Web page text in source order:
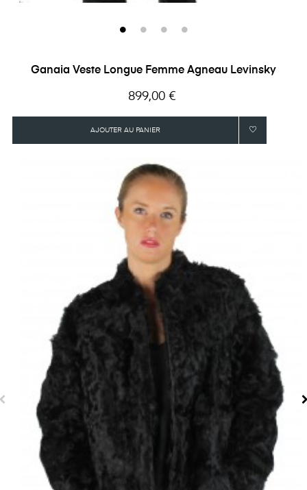
Ganaia Veste Longue Femme Agneau Levinsky
Prix
899,00 €
AJOUTER AU PANIER